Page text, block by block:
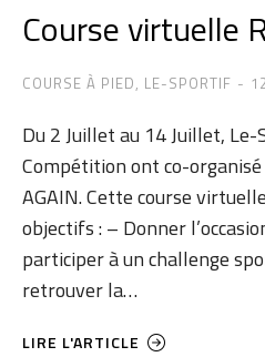
Course virtuelle
COURSE À PIED, LE-SPORTIF
Du 2 Juillet au 14 Juillet,
Compétition ont co-
AGAIN. Cette course
objectifs : – Donner
participer à un challenge
retrouver la…
LIRE L'ARTICLE